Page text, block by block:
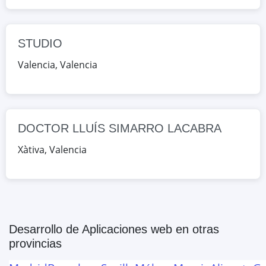
Google Maps
DOCTOR LLUÍS SIMARRO
Xàtiva, Valencia, España
Google Maps
STUDIO
Valencia, Valencia
DOCTOR LLUÍS SIMARRO LACABRA
Xàtiva, Valencia
Desarrollo de Aplicaciones web en otras
provincias